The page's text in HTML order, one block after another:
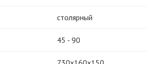
столярный
45 - 90